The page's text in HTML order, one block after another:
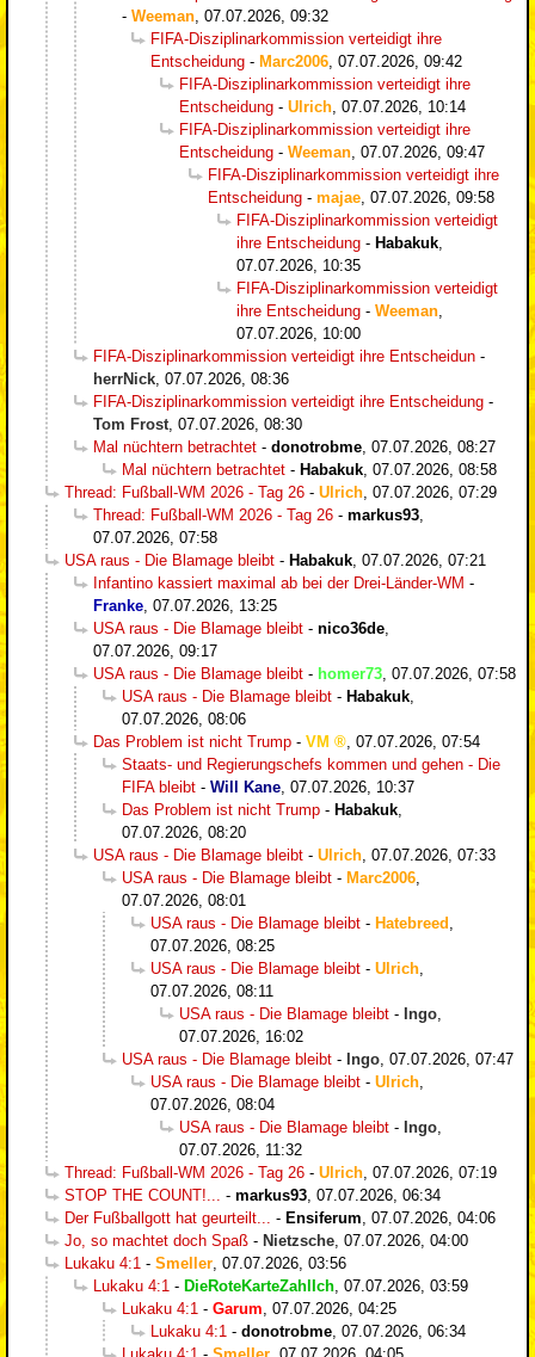
- Weeman, 07.07.2026, 09:32
FIFA-Disziplinarkommission verteidigt ihre
Entscheidung - Marc2006, 07.07.2026, 09:42
FIFA-Disziplinarkommission verteidigt ihre
Entscheidung - Ulrich, 07.07.2026, 10:14
FIFA-Disziplinarkommission verteidigt ihre
Entscheidung - Weeman, 07.07.2026, 09:47
FIFA-Disziplinarkommission verteidigt ihre
Entscheidung - majae, 07.07.2026, 09:58
FIFA-Disziplinarkommission verteidigt
ihre Entscheidung - Habakuk,
07.07.2026, 10:35
FIFA-Disziplinarkommission verteidigt
ihre Entscheidung - Weeman,
07.07.2026, 10:00
FIFA-Disziplinarkommission verteidigt ihre Entscheidun -
herrNick, 07.07.2026, 08:36
FIFA-Disziplinarkommission verteidigt ihre Entscheidung -
Tom Frost, 07.07.2026, 08:30
Mal nüchtern betrachtet - donotrobme, 07.07.2026, 08:27
Mal nüchtern betrachtet - Habakuk, 07.07.2026, 08:58
Thread: Fußball-WM 2026 - Tag 26 - Ulrich, 07.07.2026, 07:29
Thread: Fußball-WM 2026 - Tag 26 - markus93,
07.07.2026, 07:58
USA raus - Die Blamage bleibt - Habakuk, 07.07.2026, 07:21
Infantino kassiert maximal ab bei der Drei-Länder-WM -
Franke, 07.07.2026, 13:25
USA raus - Die Blamage bleibt - nico36de,
07.07.2026, 09:17
USA raus - Die Blamage bleibt - homer73, 07.07.2026, 07:58
USA raus - Die Blamage bleibt - Habakuk,
07.07.2026, 08:06
Das Problem ist nicht Trump - VM , 07.07.2026, 07:54
Staats- und Regierungschefs kommen und gehen - Die
FIFA bleibt - Will Kane, 07.07.2026, 10:37
Das Problem ist nicht Trump - Habakuk,
07.07.2026, 08:20
USA raus - Die Blamage bleibt - Ulrich, 07.07.2026, 07:33
USA raus - Die Blamage bleibt - Marc2006,
07.07.2026, 08:01
USA raus - Die Blamage bleibt - Hatebreed ,
07.07.2026, 08:25
USA raus - Die Blamage bleibt - Ulrich,
07.07.2026, 08:11
USA raus - Die Blamage bleibt - Ingo,
07.07.2026, 16:02
USA raus - Die Blamage bleibt - Ingo, 07.07.2026, 07:47
USA raus - Die Blamage bleibt - Ulrich,
07.07.2026, 08:04
USA raus - Die Blamage bleibt - Ingo,
07.07.2026, 11:32
Thread: Fußball-WM 2026 - Tag 26 - Ulrich, 07.07.2026, 07:19
STOP THE COUNT!... - markus93, 07.07.2026, 06:34
Der Fußballgott hat geurteilt... - Ensiferum, 07.07.2026, 04:06
Jo, so machtet doch Spaß - Nietzsche, 07.07.2026, 04:00
Lukaku 4:1 - Smeller, 07.07.2026, 03:56
Lukaku 4:1 - DieRoteKarteZahlIch, 07.07.2026, 03:59
Lukaku 4:1 - Garum, 07.07.2026, 04:25
Lukaku 4:1 - donotrobme, 07.07.2026, 06:34